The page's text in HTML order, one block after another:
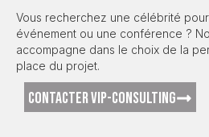
Vous recherchez une célébrité
événement ou une conférence ?
accompagne dans le choix de la
place du projet.
CONTACTER VIP-CONSULTING